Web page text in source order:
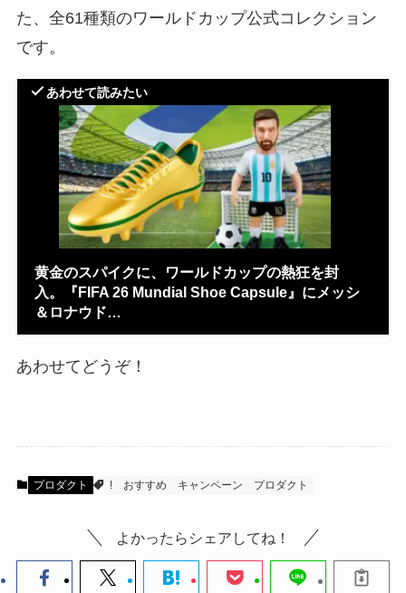
た、全61種類のワールドカップ公式コレクション
です。
あわせて読みたい
黄金のスパイクに、ワールドカップの熱狂を封
入。『FIFA 26 Mundial Shoe Capsule』にメッシ
＆ロナウド…
あわせてどうぞ！
プロダクト ! おすすめ キャンペーン プロダクト
よかったらシェアしてね！